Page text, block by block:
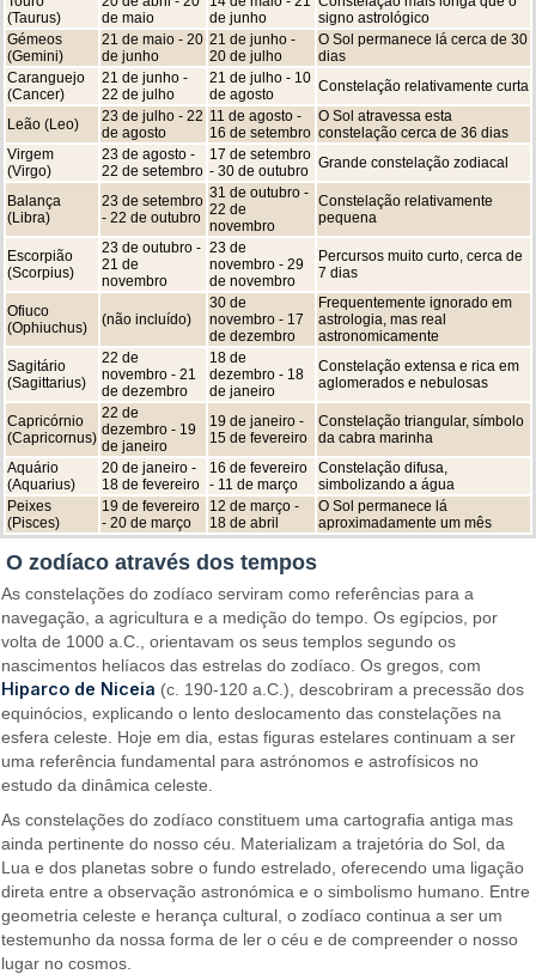
(Taurus)
de maio
de junho
signo astrológico
Gémeos
(Gemini)
21 de maio - 20
de junho
21 de junho -
20 de julho
O Sol permanece lá cerca de 30
dias
Caranguejo
(Cancer)
21 de junho -
22 de julho
21 de julho - 10
de agosto
Constelação relativamente curta
Leão (Leo)
23 de julho - 22
de agosto
11 de agosto -
16 de setembro
O Sol atravessa esta
constelação cerca de 36 dias
Virgem
(Virgo)
23 de agosto -
22 de setembro
17 de setembro
- 30 de outubro Grande constelação zodiacal
Balança
(Libra)
23 de setembro
- 22 de outubro
31 de outubro -
22 de
novembro
Constelação relativamente
pequena
Escorpião
(Scorpius)
23 de outubro -
21 de
novembro
23 de
novembro - 29
de novembro
Percursos muito curto, cerca de
7 dias
Ofiuco
(Ophiuchus)
(não incluído)
30 de
novembro - 17
de dezembro
Frequentemente ignorado em
astrologia, mas real
astronomicamente
Sagitário
(Sagittarius)
22 de
novembro - 21
de dezembro
18 de
dezembro - 18
de janeiro
Constelação extensa e rica em
aglomerados e nebulosas
Capricórnio
(Capricornus)
22 de
dezembro - 19
de janeiro
19 de janeiro -
15 de fevereiro
Constelação triangular, símbolo
da cabra marinha
Aquário
(Aquarius)
20 de janeiro -
18 de fevereiro
16 de fevereiro
- 11 de março
Constelação difusa,
simbolizando a água
Peixes
(Pisces)
19 de fevereiro
- 20 de março
12 de março -
18 de abril
O Sol permanece lá
aproximadamente um mês
O zodíaco através dos tempos
As constelações do zodíaco serviram como referências para a
navegação, a agricultura e a medição do tempo. Os egípcios, por
volta de 1000 a.C., orientavam os seus templos segundo os
nascimentos helíacos das estrelas do zodíaco. Os gregos, com
Hiparco de Niceia (c. 190-120 a.C.), descobriram a precessão dos
equinócios, explicando o lento deslocamento das constelações na
esfera celeste. Hoje em dia, estas figuras estelares continuam a ser
uma referência fundamental para astrónomos e astrofísicos no
estudo da dinâmica celeste.
As constelações do zodíaco constituem uma cartografia antiga mas
ainda pertinente do nosso céu. Materializam a trajetória do Sol, da
Lua e dos planetas sobre o fundo estrelado, oferecendo uma ligação
direta entre a observação astronómica e o simbolismo humano. Entre
geometria celeste e herança cultural, o zodíaco continua a ser um
testemunho da nossa forma de ler o céu e de compreender o nosso
lugar no cosmos.